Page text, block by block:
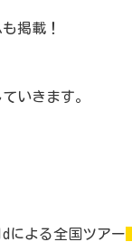
掲載！
いきます。
による全国ツアー